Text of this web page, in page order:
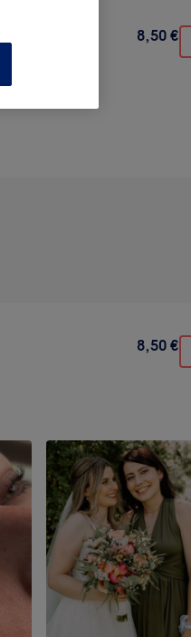
8,50 €
8,50 €